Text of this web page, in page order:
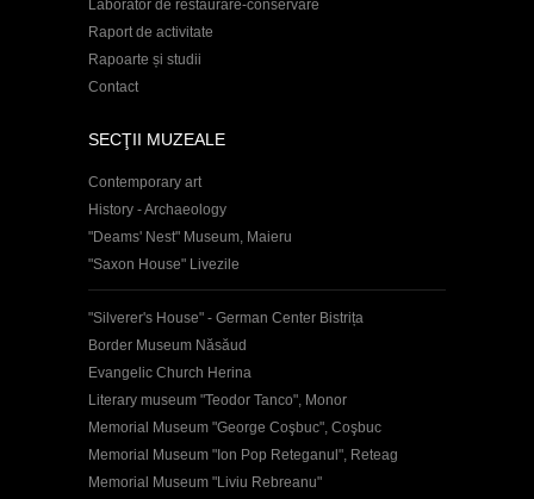
Laborator de restaurare-conservare
Raport de activitate
Rapoarte și studii
Contact
SECŢII MUZEALE
Contemporary art
History - Archaeology
"Deams' Nest" Museum, Maieru
"Saxon House" Livezile
"Silverer's House" - German Center Bistrița
Border Museum Năsăud
Evangelic Church Herina
Literary museum "Teodor Tanco", Monor
Memorial Museum "George Coşbuc", Coşbuc
Memorial Museum "Ion Pop Reteganul", Reteag
Memorial Museum "Liviu Rebreanu"